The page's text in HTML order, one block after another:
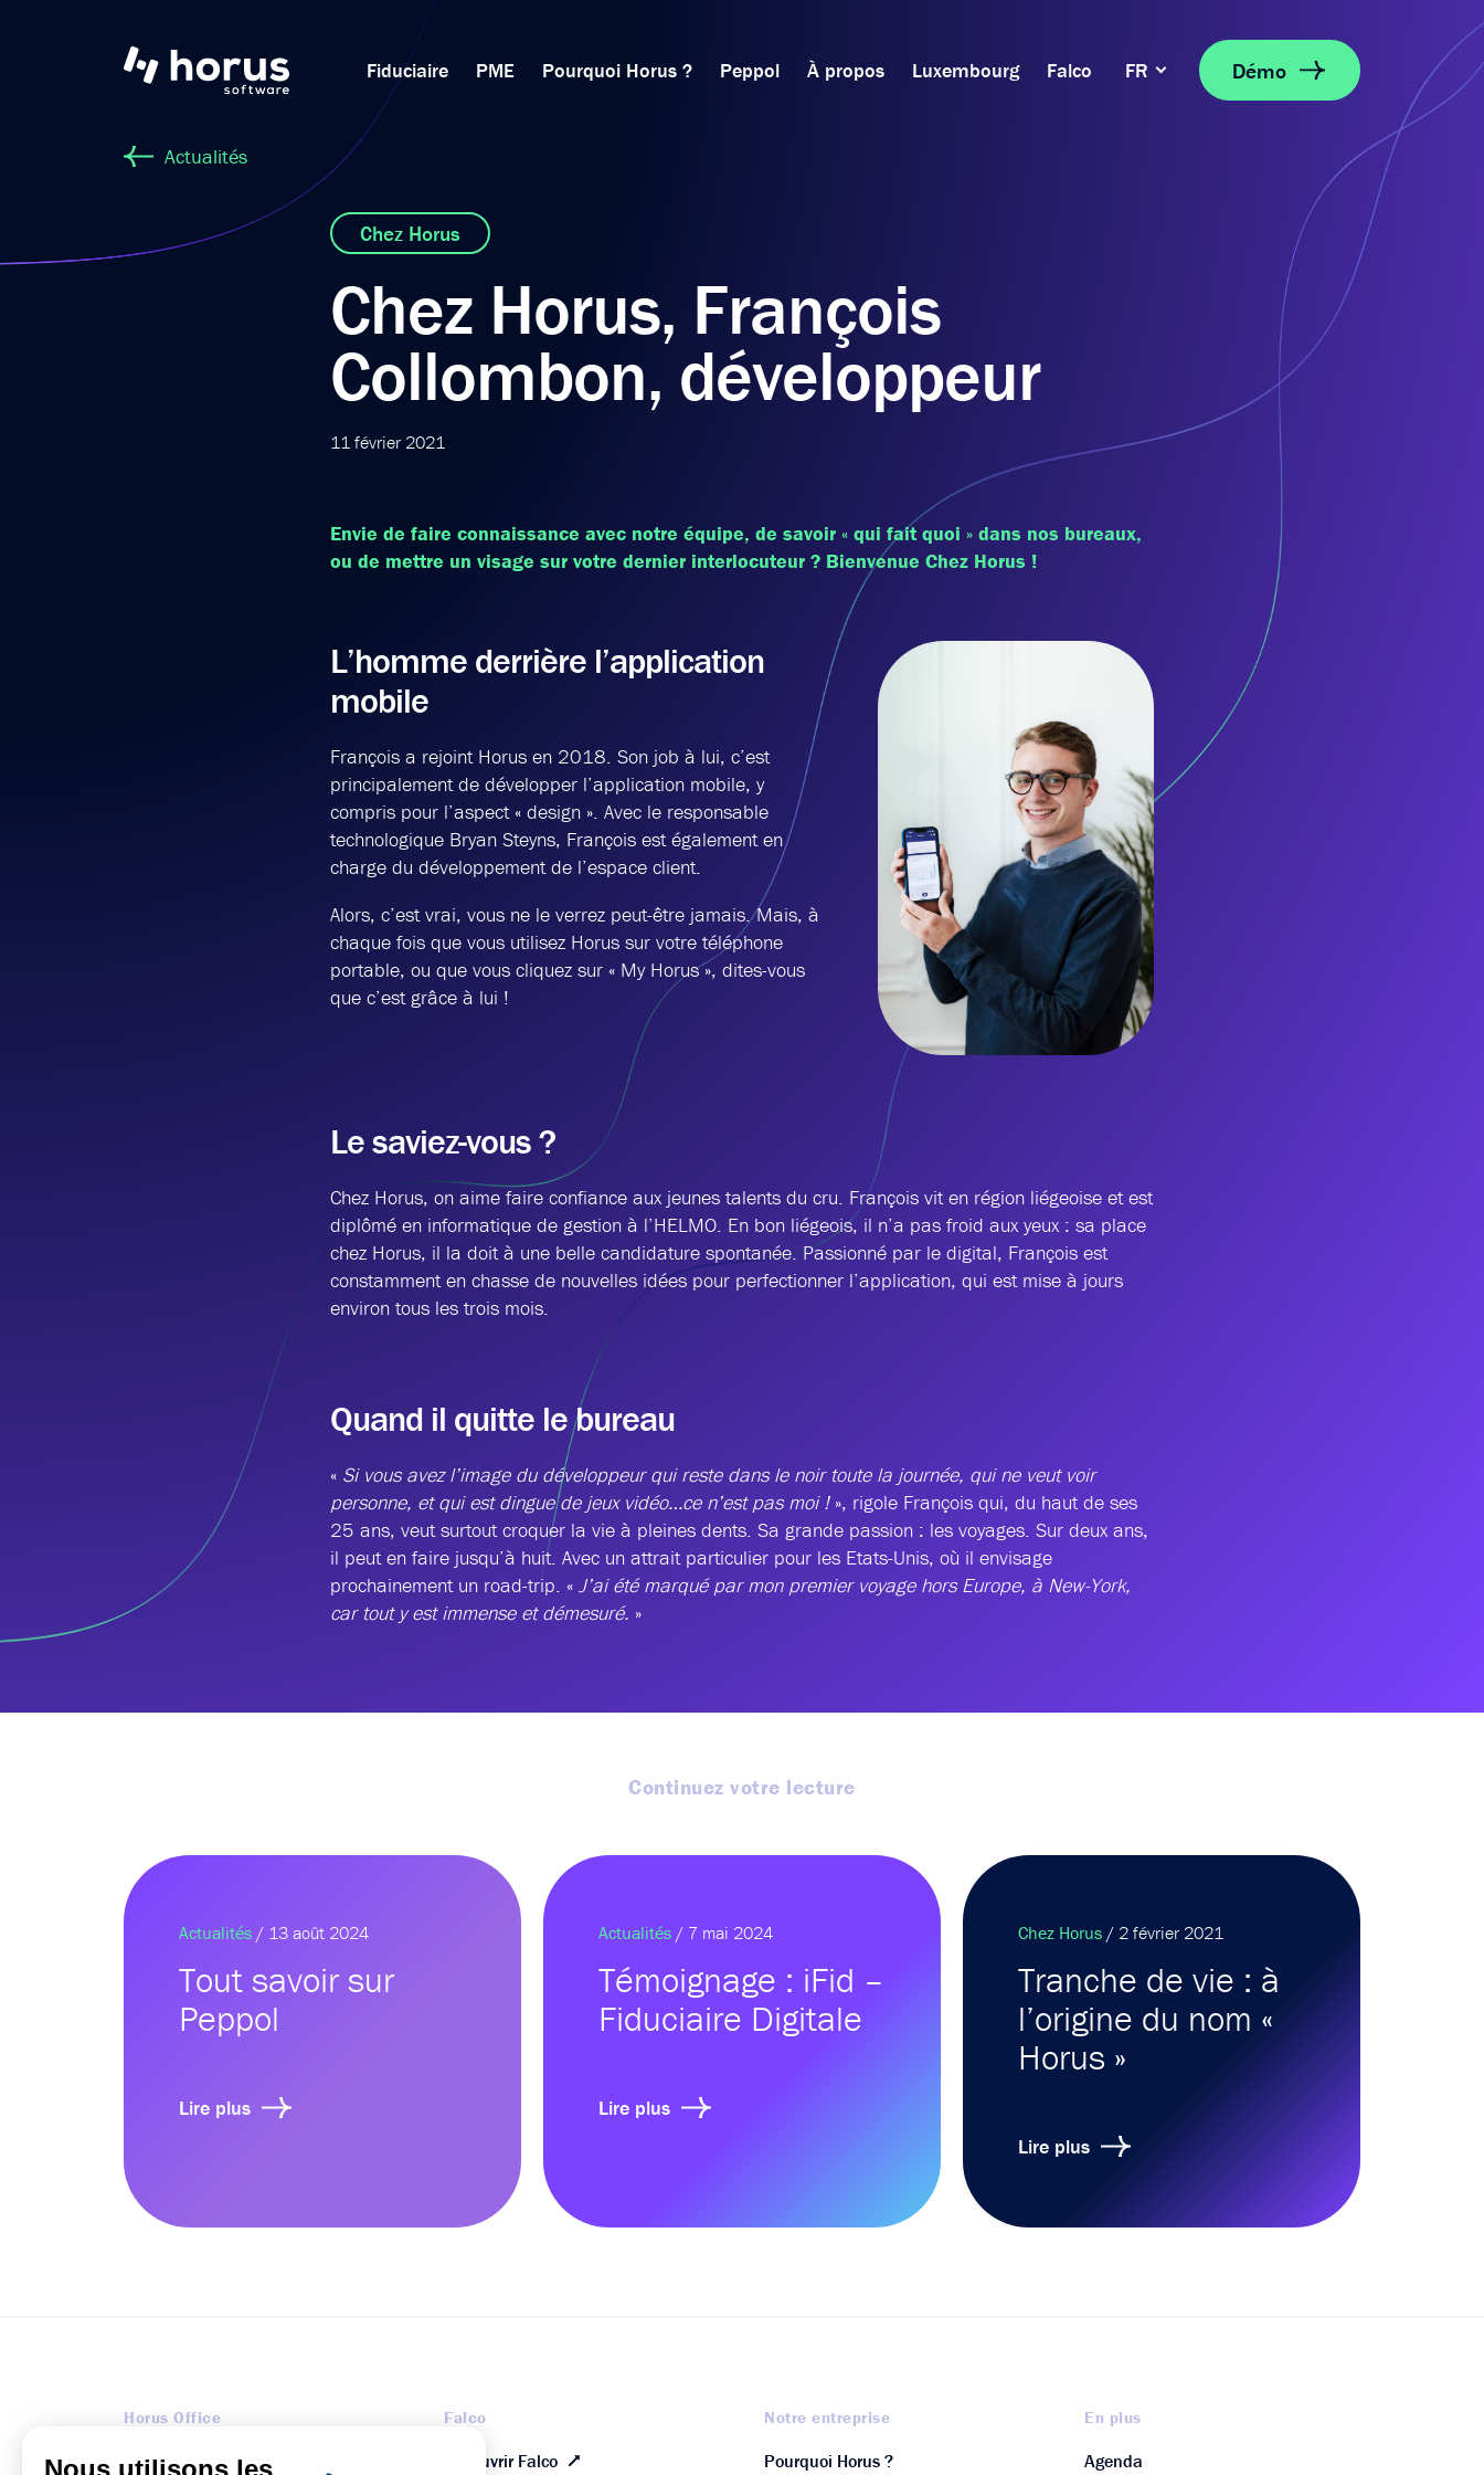
Fiduciaire PME Pourquoi Horus ? Peppol À propos Luxembourg Falco FR Démo
Actualités
Chez Horus
Chez Horus, François
Collombon, développeur
11 février 2021
Envie de faire connaissance avec notre équipe, de savoir « qui fait quoi » dans nos bureaux,
ou de mettre un visage sur votre dernier interlocuteur ? Bienvenue Chez Horus !
L’homme derrière l’application
mobile
François a rejoint Horus en 2018. Son job à lui, c’est
principalement de développer l’application mobile, y
compris pour l’aspect « design ». Avec le responsable
technologique Bryan Steyns, François est également en
charge du développement de l’espace client.
Alors, c’est vrai, vous ne le verrez peut-être jamais. Mais, à
chaque fois que vous utilisez Horus sur votre téléphone
portable, ou que vous cliquez sur « My Horus », dites-vous
que c’est grâce à lui !
Le saviez-vous ?
Chez Horus, on aime faire confiance aux jeunes talents du cru. François vit en région liégeoise et est
diplômé en informatique de gestion à l’HELMO. En bon liégeois, il n’a pas froid aux yeux : sa place
chez Horus, il la doit à une belle candidature spontanée. Passionné par le digital, François est
constamment en chasse de nouvelles idées pour perfectionner l’application, qui est mise à jours
environ tous les trois mois.
Quand il quitte le bureau
«Si vous avez l’image du développeur qui reste dans le noir toute la journée, qui ne veut voir
personne, et qui est dingue de jeux vidéo…ce n’est pas moi !», rigole François qui, du haut de ses
25 ans, veut surtout croquer la vie à pleines dents. Sa grande passion : les voyages. Sur deux ans,
il peut en faire jusqu’à huit. Avec un attrait particulier pour les Etats-Unis, où il envisage
prochainement un road-trip. «J’ai été marqué par mon premier voyage hors Europe, à New-York,
car tout y est immense et démesuré. »
Continuez votre lecture
Actualités / 13 août 2024
Tout savoir sur
Peppol
Lire plus
Actualités / 7 mai 2024
Témoignage : iFid –
Fiduciaire Digitale
Lire plus
Chez Horus / 2 février 2021
Tranche de vie : à
l’origine du nom «
Horus »
Lire plus
Horus Office
Fiduciaire
Falco
Découvrir Falco
Notre entreprise
Pourquoi Horus ?
En plus
Agenda